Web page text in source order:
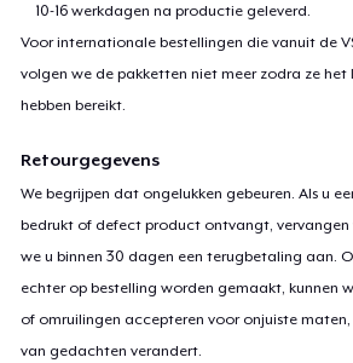
10-16 werkdagen na productie geleverd.
Voor internationale bestellingen die vanuit de
volgen we de pakketten niet meer zodra ze het
hebben bereikt.
Retourgegevens
We begrijpen dat ongelukken gebeuren. Als u
bedrukt of defect product ontvangt,
we u binnen 30 dagen een terugbetaling aan.
echter op bestelling worden gemaakt, kunnen
of omruilingen accepteren voor onjuiste
van gedachten verandert.